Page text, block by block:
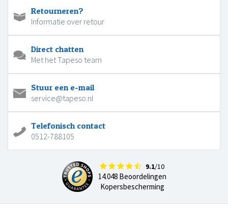
Retourneren?
Informatie over retour
Direct chatten
Met het Tapeso team
Stuur een e-mail
service@tapeso.nl
Telefonisch contact
0512-788105
9.1/10
14.048 Beoordelingen
Kopersbescherming